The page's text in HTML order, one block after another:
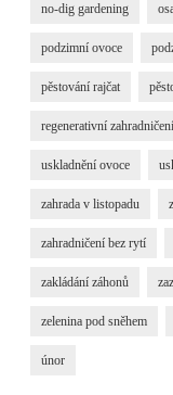
no-dig gardening
podzimní ovoce
pěstování rajčat
regenerativní zahradničení
uskladnění ovoce
zahrada v listopadu
zahradničení bez rytí
zakládání záhonů
zelenina pod sněhem
únor